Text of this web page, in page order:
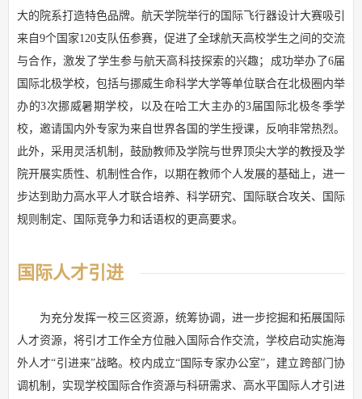
大的院系打造特色品牌。航天学院举行的国际飞行器设计大赛吸引
来自9个国家120支队伍参赛，促进了全球航天高校学生之间的交流
与合作，激发了学生参与航天高科技探索的兴趣；成功举办了6届
国际北极学校，包括与挪威生命科学大学等单位联合在北极圈内举
办的3次挪威暑期学校，以及在哈工大主办的3届国际北极冬季学
校，邀请国内外专家为来自世界各国的学生授课，反响非常热烈。
此外，采用灵活机制，鼓励教师及学院与世界顶尖大学的教授及学
院开展实质性、机制性合作，以期在教师个人发展的基础上，进一
步达到助力高水平人才联合培养、科学研究、国际联合攻关、国际
规则制定、国际竞争力和话语权的更高要求。
国际人才引进
为充分发挥一校三区资源，统筹协调，进一步挖掘和拓展国际
人才资源，将引才工作全方位融入国际合作交流，学校启动实施海
外人才“引进来”战略。校内成立“国际专家办公室”，建立跨部门协
调机制，实现学校国际合作资源与科研需求、高水平国际人才引进